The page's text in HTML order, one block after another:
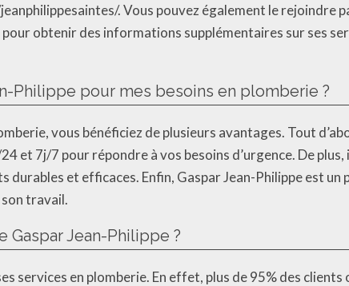
. Vous pouvez également le rejoindre
obtenir des informations supplémentaires sur ses
Philippe pour mes besoins en plomberie ?
vous bénéficiez de plusieurs avantages. Tout
et 7j/7 pour répondre à vos besoins d’urgence. De
et efficaces. Enfin, Gaspar Jean-Philippe est
travail.
Jean-Philippe ?
services en plomberie. En effet, plus de 95% des